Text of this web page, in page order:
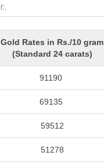
Gold Rates in Rs./10 gram
(Standard 24 carats)
91190
69135
59512
51278